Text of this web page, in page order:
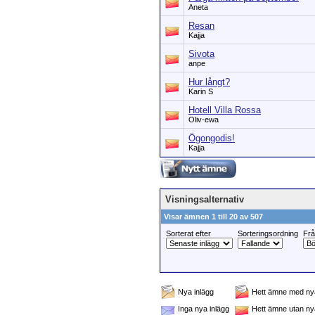
Aneta
Resan
Kajja
Sivota
anpe
Hur långt?
Karin S
Hotell Villa Rossa
Oliv-ewa
Ögongodis!
Kajja
Visningsalternativ
Visar ämnen 1 till 20 av 507
Sorterat efter
Sorteringsordning
Nya inlägg
Hett ämne med
Inga nya inlägg
Hett ämne utan